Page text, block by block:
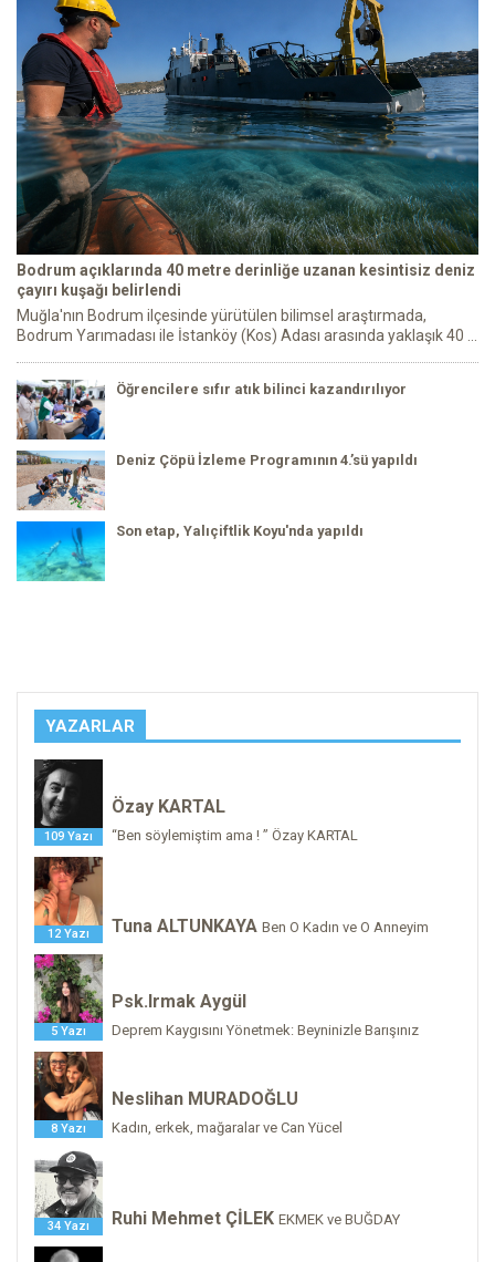
Bodrum açıklarında 40 metre derinliğe uzanan kesintisiz deniz
çayırı kuşağı belirlendi
Muğla'nın Bodrum ilçesinde yürütülen bilimsel araştırmada,
Bodrum Yarımadası ile İstanköy (Kos) Adası arasında yaklaşık 40 ...
Öğrencilere sıfır atık bilinci kazandırılıyor
Deniz Çöpü İzleme Programının 4.’sü yapıldı
Son etap, Yalıçiftlik Koyu'nda yapıldı
YAZARLAR
109 Yazı
Özay KARTAL
“Ben söylemiştim ama ! ” Özay KARTAL
12 Yazı Tuna ALTUNKAYA Ben O Kadın ve O Anneyim
5 Yazı
Psk.Irmak Aygül
Deprem Kaygısını Yönetmek: Beyninizle Barışınız
8 Yazı
Neslihan MURADOĞLU
Kadın, erkek, mağaralar ve Can Yücel
34 Yazı Ruhi Mehmet ÇİLEK EKMEK ve BUĞDAY